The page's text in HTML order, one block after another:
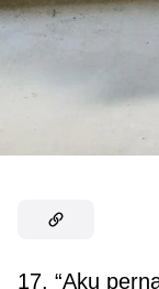
17. “Aku